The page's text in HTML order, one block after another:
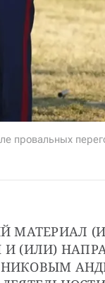
провальных
МАТЕРИАЛ
И (ИЛИ)